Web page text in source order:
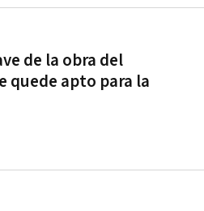
de la obra del
quede apto para la